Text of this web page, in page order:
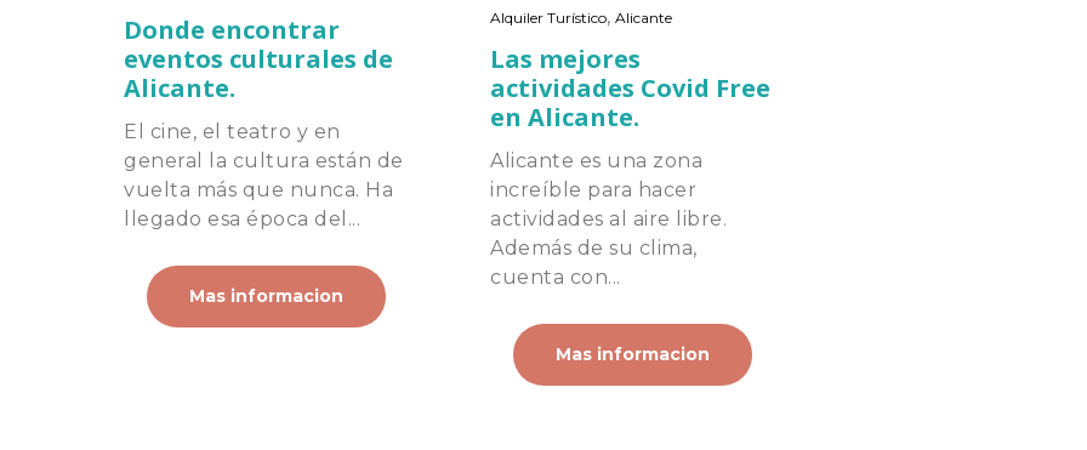
Donde encontrar
eventos culturales de
Alicante.
El cine, el teatro y en
general la cultura están de
vuelta más que nunca. Ha
llegado esa época del...
Mas informacion
Alquiler Turístico, Alicante
Las mejores
actividades Covid Free
en Alicante.
Alicante es una zona
increíble para hacer
actividades al aire libre.
Además de su clima,
cuenta con...
Mas informacion